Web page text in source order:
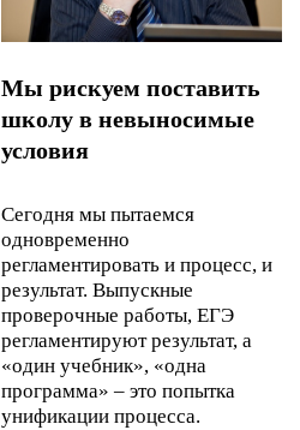
Мы рискуем поставить
школу в невыносимые
условия
Сегодня мы пытаемся
одновременно
регламентировать и процесс, и
результат. Выпускные
проверочные работы, ЕГЭ
регламентируют результат, а
«один учебник», «одна
программа» – это попытка
унификации процесса.